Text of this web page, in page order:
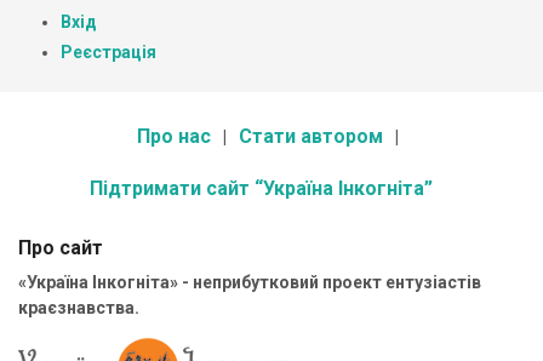
Вхід
Реєстрація
Про нас Стати автором
Підтримати сайт “Україна Інкогніта”
Про сайт
«Україна Інкогніта» - неприбутковий проект ентузіастів
краєзнавства.